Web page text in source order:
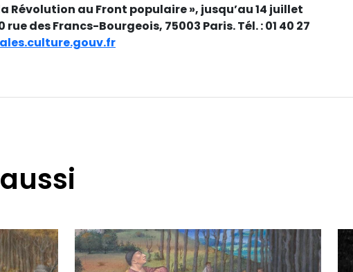
Révolution au Front populaire », jusqu’au 14 juillet
des Francs-Bourgeois, 75003 Paris. Tél. : 01 40 27